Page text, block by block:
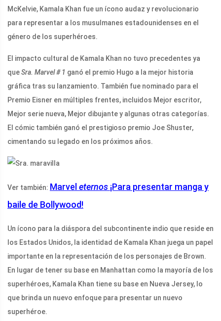
McKelvie, Kamala Khan fue un ícono audaz y revolucionario
para representar a los musulmanes estadounidenses en el
género de los superhéroes.
El impacto cultural de Kamala Khan no tuvo precedentes ya
queSra. Marvel # 1 ganó el premio Hugo a la mejor historia
gráfica tras su lanzamiento. También fue nominado para el
Premio Eisner en múltiples frentes, incluidos Mejor escritor,
Mejor serie nueva, Mejor dibujante y algunas otras categorías.
El cómic también ganó el prestigioso premio Joe Shuster,
cimentando su legado en los próximos años.
Ver también: Marvel eternos ¡Para presentar manga y
baile de Bollywood!
Un ícono para la diáspora del subcontinente indio que reside en
los Estados Unidos, la identidad de Kamala Khan juega un papel
importante en la representación de los personajes de Brown.
En lugar de tener su base en Manhattan como la mayoría de los
superhéroes, Kamala Khan tiene su base en Nueva Jersey, lo
que brinda un nuevo enfoque para presentar un nuevo
superhéroe.